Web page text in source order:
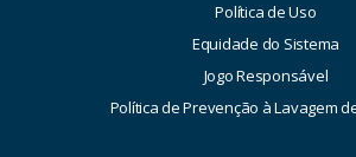
Política de Uso
Equidade do Sistema
Jogo Responsável
Política de Prevenção à Lavagem